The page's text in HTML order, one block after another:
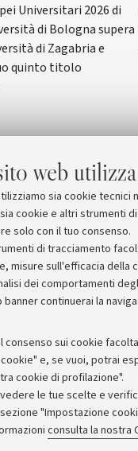
web
sia cookie tecnici
cookie e altri strumenti
solo con il tuo consenso.
di tracciamento
misure sull'efficacia della
dei comportamenti
banner continuerai la
consenso sui cookie
e, se vuoi, potrai
cookie di profilazione".
le tue scelte e
"Impostazione
consulta la nostra
Universitari 2026 di
di Bologna supera
di Zagabria e
quinto titolo
Archivio
Comunicati
Redazione
Rassegna stampa